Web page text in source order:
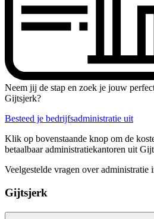
Neem jij de stap en zoek je jouw
Gijtsjerk?
Besteed je bedrijfsadministratie uit
Klik op bovenstaande knop om de
betaalbaar administratiekantoren uit
Veelgestelde vragen over administratie
Gijtsjerk